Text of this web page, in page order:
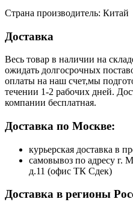
Страна производитель: Китай
Доставка
Весь товар в наличии на
ожидать долгосрочных
оплаты на наш счет,мы
течении 1-2 рабочих дней.
компании бесплатная.
Доставка по Москве:
курьерская доставка в
самовывоз по адресу г.
д.11 (офис ТК Сдек)
Доставка в регионы